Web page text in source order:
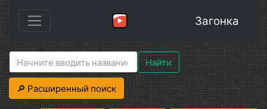
Загонка
Найти
🔎 Расширенный поиск